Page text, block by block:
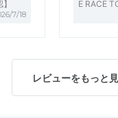
7/18
E RACE
レビューをもっと